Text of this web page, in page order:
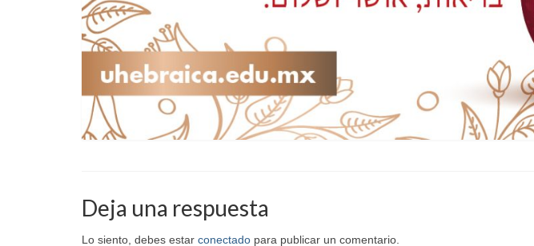
Deja una respuesta
Lo siento, debes estar conectado para publicar un comentario.